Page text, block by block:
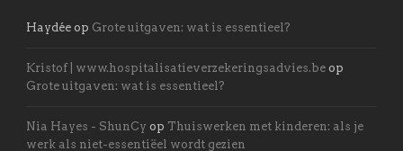
Haydée op Grote uitgaven: wat is essentieel?
Kristof | www.hospitalisatieverzekeringsadvies.be op
Grote uitgaven: wat is essentieel?
Nia Hayes - ShunCy op Thuiswerken met kinderen: als je
werk als niet-essentiëel wordt gezien